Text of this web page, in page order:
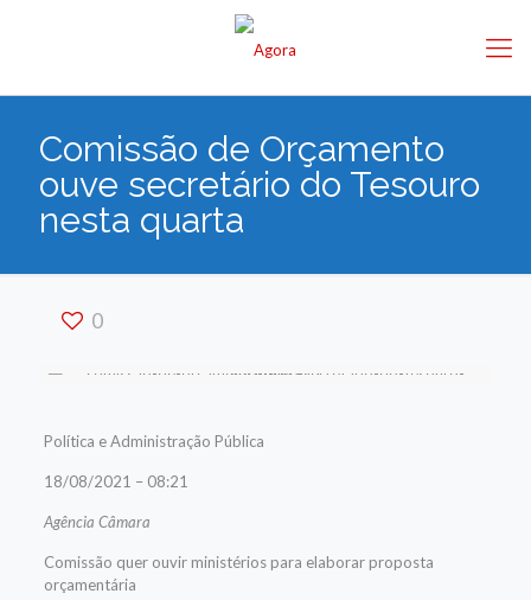
Comissão de Orçamento
ouve secretário do Tesouro
nesta quarta
0
Política e Administração Pública
18/08/2021 – 08:21
Agência Câmara
Comissão quer ouvir ministérios para elaborar proposta
orçamentária